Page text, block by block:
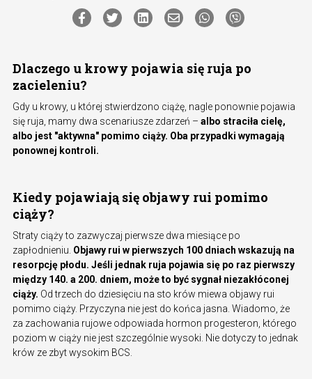
Dlaczego u krowy pojawia się ruja po
zacieleniu?
Gdy u krowy, u której stwierdzono ciążę, nagle ponownie pojawia
się ruja, mamy dwa scenariusze zdarzeń – albo straciła cielę,
albo jest "aktywna" pomimo ciąży. Oba przypadki wymagają
ponownej kontroli.
Kiedy pojawiają się objawy rui pomimo
ciąży?
Straty ciąży to zazwyczaj pierwsze dwa miesiące po
zapłodnieniu. Objawy rui w pierwszych 100 dniach wskazują na
resorpcję płodu. Jeśli jednak ruja pojawia się po raz pierwszy
między 140. a 200. dniem, może to być sygnał niezakłóconej
ciąży. Od trzech do dziesięciu na sto krów miewa objawy rui
pomimo ciąży. Przyczyna nie jest do końca jasna. Wiadomo, że
za zachowania rujowe odpowiada hormon progesteron, którego
poziom w ciąży nie jest szczególnie wysoki. Nie dotyczy to jednak
krów ze zbyt wysokim BCS.